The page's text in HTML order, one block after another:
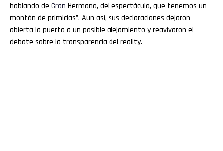
hablando de Gran Hermano, del espectáculo, que tenemos un
montón de primicias”. Aun así, sus declaraciones dejaron
abierta la puerta a un posible alejamiento y reavivaron el
debate sobre la transparencia del reality.